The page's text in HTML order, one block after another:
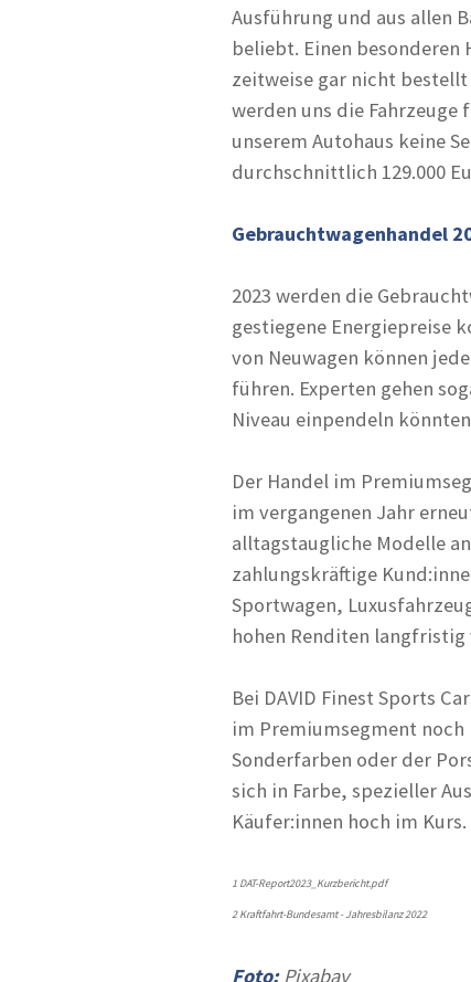
Ausführung und aus allen
beliebt. Einen besonderen
zeitweise gar nicht
werden uns die Fahrzeuge
unserem Autohaus keine
durchschnittlich 129.000
Gebrauchtwagenhandel
2023 werden die
gestiegene Energiepreise
von Neuwagen können
führen. Experten gehen
Niveau einpendeln
Der Handel im
im vergangenen Jahr
alltagstaugliche Modelle
zahlungskräftige
Sportwagen,
hohen Renditen
Bei DAVID Finest Sports
im Premiumsegment noch
Sonderfarben oder der
sich in Farbe, spezieller
Käufer:innen hoch im Kurs.
1 DAT-Report2023_Kurzbericht.pdf
2 Kraftfahrt-Bundesamt - Jahresbilanz 2022
Foto:Pixabay